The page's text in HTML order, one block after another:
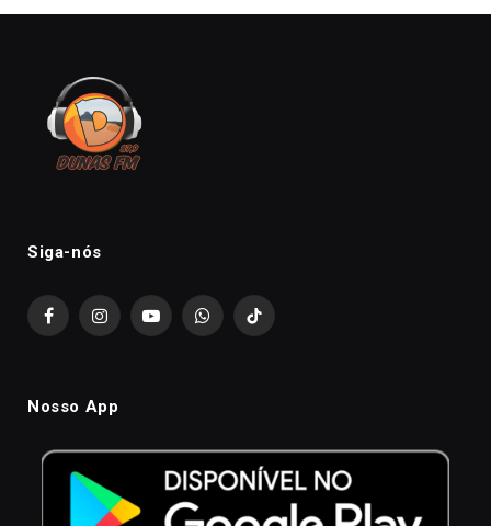
Siga-nós
FacebookInstagramYouTubeWhatsAppTikTok
Nosso App